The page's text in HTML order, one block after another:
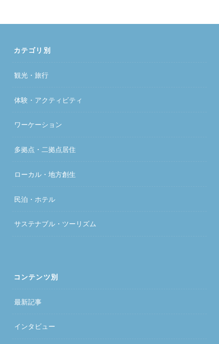
カテゴリ別
観光・旅行
体験・アクティビティ
ワーケーション
多拠点・二拠点居住
ローカル・地方創生
民泊・ホテル
サステナブル・ツーリズム
コンテンツ別
最新記事
インタビュー